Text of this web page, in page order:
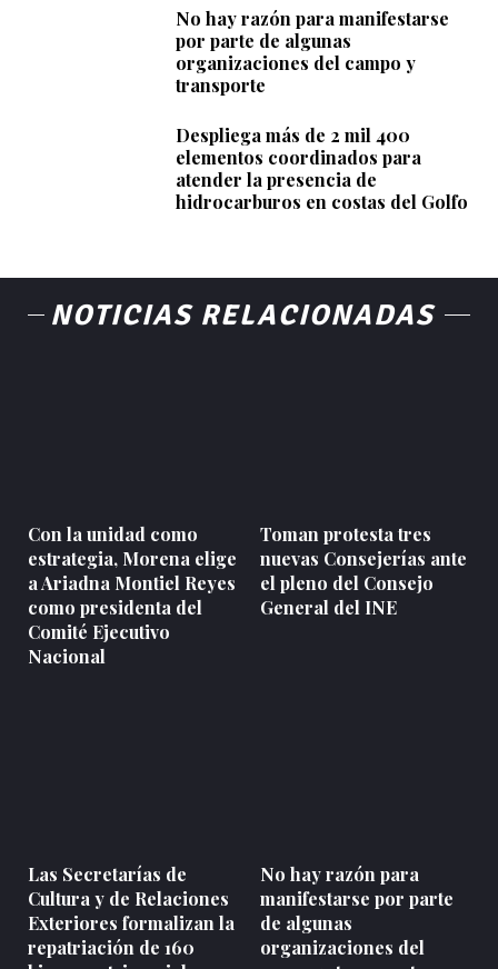
No hay razón para manifestarse
por parte de algunas
organizaciones del campo y
transporte
Despliega más de 2 mil 400
elementos coordinados para
atender la presencia de
hidrocarburos en costas del Golfo
NOTICIAS RELACIONADAS
Con la unidad como
estrategia, Morena elige
a Ariadna Montiel Reyes
como presidenta del
Comité Ejecutivo
Nacional
Toman protesta tres
nuevas Consejerías ante
el pleno del Consejo
General del INE
Las Secretarías de
Cultura y de Relaciones
Exteriores formalizan la
repatriación de 160
No hay razón para
manifestarse por parte
de algunas
organizaciones del